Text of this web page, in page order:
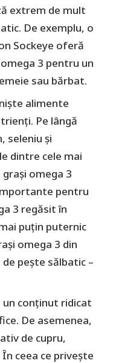
extrem de mult
De exemplu, o
Sockeye oferă
3 pentru un
sau bărbat.
alimente
Pe lângă
seleniu și
dintre cele mai
omega 3
pentru
3 regăsit în
puțin puternic
omega 3 din
pește sălbatic –
un conținut ridicat
De asemenea,
de cupru,
ceea ce privește